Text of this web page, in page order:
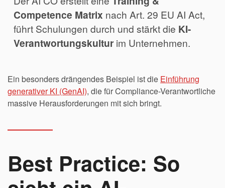
Competence Matrix nach Art. 29 EU AI Act,
führt Schulungen durch und stärkt die KI-
Verantwortungskultur im Unternehmen.
Ein besonders drängendes Beispiel ist die Einführung
generativer KI (GenAI), die für Compliance-Verantwortliche
massive Herausforderungen mit sich bringt.
Best Practice: So